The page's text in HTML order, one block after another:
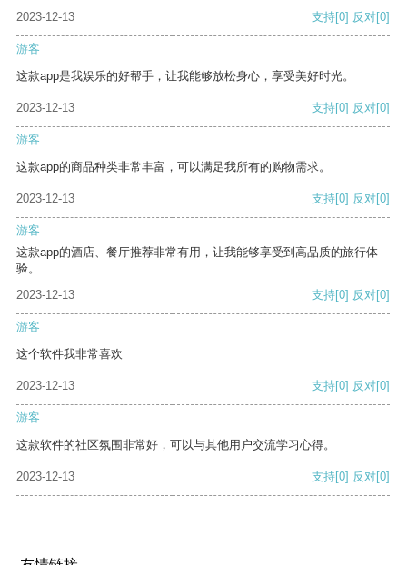
2023-12-13 支持[0] 反对[0]
游客
这款app是我娱乐的好帮手，让我能够放松身心，享受美好时光。
2023-12-13 支持[0] 反对[0]
游客
这款app的商品种类非常丰富，可以满足我所有的购物需求。
2023-12-13 支持[0] 反对[0]
游客
这款app的酒店、餐厅推荐非常有用，让我能够享受到高品质的旅行体
验。
2023-12-13
支持[0] 反对[0]
游客
这个软件我非常喜欢
2023-12-13 支持[0] 反对[0]
游客
这款软件的社区氛围非常好，可以与其他用户交流学习心得。
2023-12-13 支持[0] 反对[0]